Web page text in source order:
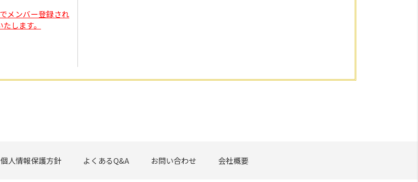
メンバー登録され
します。
個人情報保護方針 よくあるQ&A お問い合わせ 会社概要